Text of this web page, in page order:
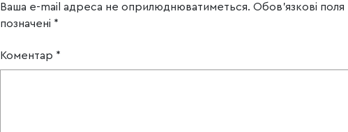
Ваша e-mail адреса не оприлюднюватиметься. Обов’язкові поля
позначені *
Коментар *